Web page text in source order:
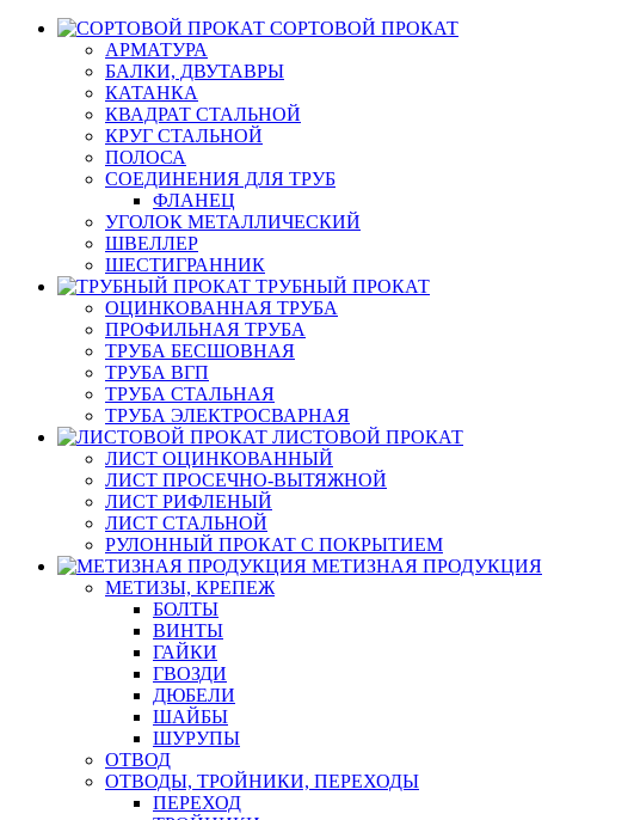
СОРТОВОЙ ПРОКАТ
АРМАТУРА
БАЛКИ, ДВУТАВРЫ
КАТАНКА
КВАДРАТ СТАЛЬНОЙ
КРУГ СТАЛЬНОЙ
ПОЛОСА
СОЕДИНЕНИЯ ДЛЯ ТРУБ
ФЛАНЕЦ
УГОЛОК МЕТАЛЛИЧЕСКИЙ
ШВЕЛЛЕР
ШЕСТИГРАННИК
ТРУБНЫЙ ПРОКАТ
ОЦИНКОВАННАЯ ТРУБА
ПРОФИЛЬНАЯ ТРУБА
ТРУБА БЕСШОВНАЯ
ТРУБА ВГП
ТРУБА СТАЛЬНАЯ
ТРУБА ЭЛЕКТРОСВАРНАЯ
ЛИСТОВОЙ ПРОКАТ
ЛИСТ ОЦИНКОВАННЫЙ
ЛИСТ ПРОСЕЧНО-ВЫТЯЖНОЙ
ЛИСТ РИФЛЕНЫЙ
ЛИСТ СТАЛЬНОЙ
РУЛОННЫЙ ПРОКАТ С ПОКРЫТИЕМ
МЕТИЗНАЯ ПРОДУКЦИЯ
МЕТИЗЫ, КРЕПЕЖ
БОЛТЫ
ВИНТЫ
ГАЙКИ
ГВОЗДИ
ДЮБЕЛИ
ШАЙБЫ
ШУРУПЫ
ОТВОД
ОТВОДЫ, ТРОЙНИКИ, ПЕРЕХОДЫ
ПЕРЕХОД